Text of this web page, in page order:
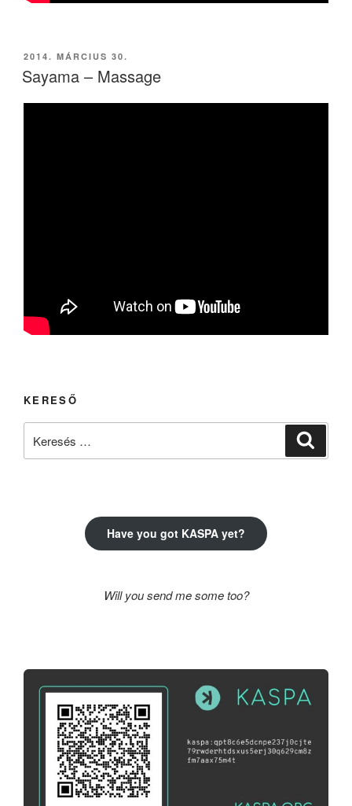
BEKÜLDVE:
2014. MÁRCIUS 30.
Sayama – Massage
KERESŐ
Have you got KASPA yet?
Will you send me some too?